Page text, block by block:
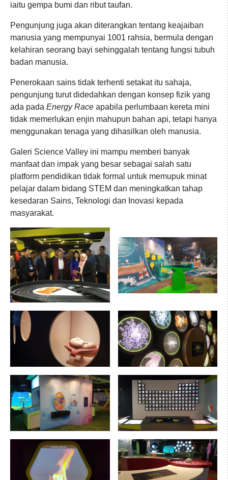
iaitu gempa bumi dan ribut taufan.
Pengunjung juga akan diterangkan tentang keajaiban
manusia yang mempunyai 1001 rahsia, bermula dengan
kelahiran seorang bayi sehinggalah tentang fungsi tubuh
badan manusia.
Penerokaan sains tidak terhenti setakat itu sahaja,
pengunjung turut didedahkan dengan konsep fizik yang
ada pada Energy Race apabila perlumbaan kereta mini
tidak memerlukan enjin mahupun bahan api, tetapi hanya
menggunakan tenaga yang dihasilkan oleh manusia.
Galeri Science Valley ini mampu memberi banyak
manfaat dan impak yang besar sebagai salah satu
platform pendidikan tidak formal untuk memupuk minat
pelajar dalam bidang STEM dan meningkatkan tahap
kesedaran Sains, Teknologi dan Inovasi kepada
masyarakat.